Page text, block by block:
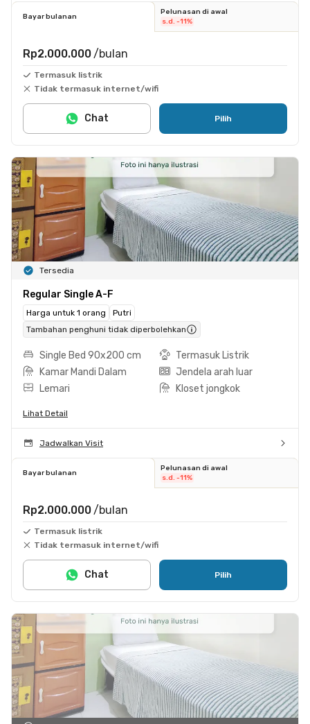
Bayar bulanan
Pelunasan di awal
s.d. -11%
Rp2.000.000 /bulan
Termasuk listrik
Tidak termasuk internet/wifi
Pilih
Chat
Tersedia
Regular Single A-F
Harga untuk 1 orang
Putri
Tambahan penghuni tidak diperbolehkan
Single Bed 90x200 cm
Termasuk Listrik
Kamar Mandi Dalam
Jendela arah luar
Lemari
Kloset jongkok
Lihat Detail
Jadwalkan Visit
Bayar bulanan
Pelunasan di awal
s.d. -11%
Rp2.000.000 /bulan
Termasuk listrik
Tidak termasuk internet/wifi
Pilih
Chat